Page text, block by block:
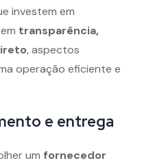
investem em
transparência,
, aspectos
operação eficiente e
e entrega
um fornecedor